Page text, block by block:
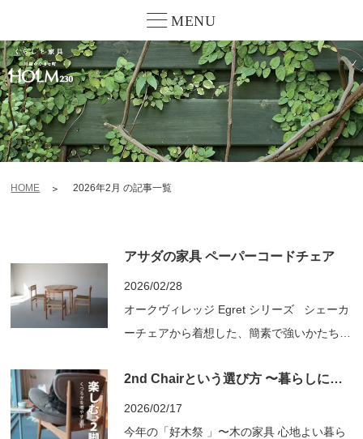
MENU
HOME 2026年2月 の記事一覧
アサダの家具 ペーパーコードチェア
2026/02/28
オークヴィレッジ Egret シリーズ シェーカ
ーチェアから着想した、簡素で強いかたち。
を見極める人、削り出す人、編む人―― さ
まざまな職人の知恵と技、そしてそれらをつ
なぐ工夫が詰まった家具。 Egretシリーズは
2nd Chairという選び方 〜暮らしに、もう一脚〜
2026/02/17
今年の「好木祭 」〜木の家具 心地よい暮ら